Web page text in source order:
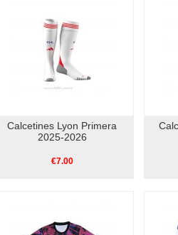
Calcetines Lyon Primera
2025-2026
€7.00